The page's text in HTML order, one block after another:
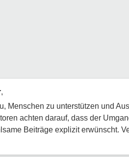
,
Menschen zu unterstützen und
achten darauf, dass der
Beiträge explizit erwünscht.